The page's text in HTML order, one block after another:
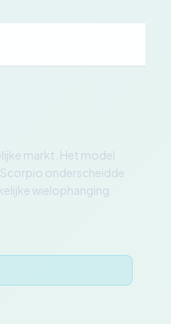
markt. Het model
Scorpio onderscheidde
wielophanging